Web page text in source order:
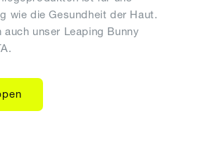
wie die Gesundheit der Haut.
unser Leaping Bunny